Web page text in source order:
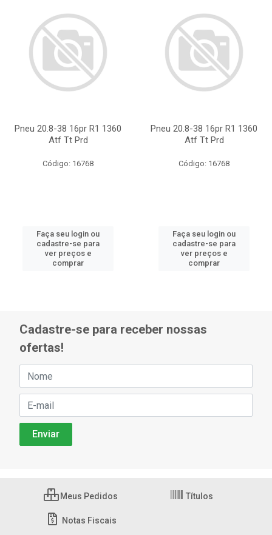
Pneu 20.8-38 16pr R1 1360
Atf Tt Prd
Código: 16768
Faça seu login ou
cadastre-se para
ver preços e
comprar
Pneu 20.8-38 16pr R1 1360
Atf Tt Prd
Código: 16768
Faça seu login ou
cadastre-se para
ver preços e
comprar
Cadastre-se para receber nossas
ofertas!
Meus Pedidos Títulos
Notas Fiscais